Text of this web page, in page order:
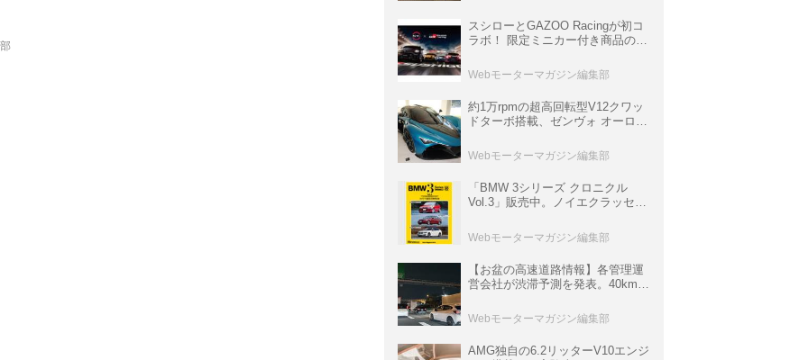
イスリフトともに誕生した170ps仕様のTSIハイライン、
月号より）
スシローとGAZOO Racingが初コ
ラボ！ 限定ミニカー付き商品の
ト体験があたる抽選企画などを展
開
Webモーターマガジン編集部
約1万rpmの超高回転型V12クワッ
ドターボ搭載、ゼンヴォ オーロラ
イパーカー【スーパーカークロニ
クル・完全版／116】
Webモーターマガジン編集部
「BMW 3シリーズ クロニクル
Vol.3」販売中。ノイエクラッセか
ムック
Webモーターマガジン編集部
【お盆の高速道路情報】各管理運
営会社が渋滞予測を発表。40km以
数ある
Webモーターマガジン編集部
AMG独自の6.2リッターV10エンジ